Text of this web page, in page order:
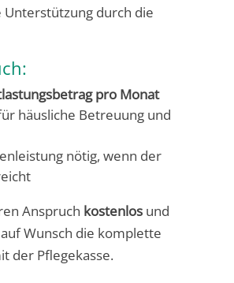
Unterstützung durch die
pro Monat
häusliche Betreuung und
nötig, wenn der
Anspruch kostenlosund
Wunsch die komplette
der Pflegekasse.